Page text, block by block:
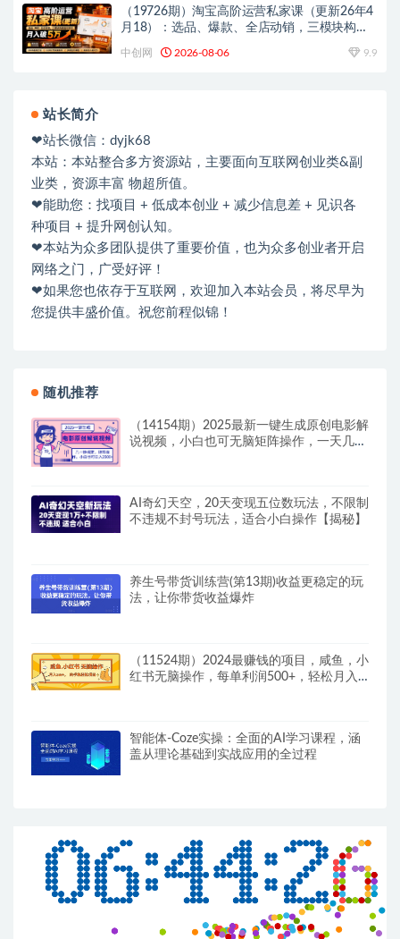
（19726期）淘宝高阶运营私家课（更新26年4
月18）：选品、爆款、全店动销，三模块构建
中创网 2026-08-06 9.9
站长简介
❤站长微信：dyjk68
本站：本站整合多方资源站，主要面向互联网创业类&副
业类，资源丰富 物超所值。
❤能助您：找项目 + 低成本创业 + 减少信息差 + 见识各
种项目 + 提升网创认知。
❤本站为众多团队提供了重要价值，也为众多创业者开启
网络之门，广受好评！
❤如果您也依存于互联网，欢迎加入本站会员，将尽早为
您提供丰盛价值。祝您前程似锦！
随机推荐
（14154期）2025最新一键生成原创电影解
说视频，小白也可无脑矩阵操作，一天几分
AI奇幻天空，20天变现五位数玩法，不限制
不违规不封号玩法，适合小白操作【揭秘】
养生号带货训练营(第13期)收益更稳定的玩
法，让你带货收益爆炸
（11524期）2024最赚钱的项目，咸鱼，小
红书无脑操作，每单利润500+，轻松月入5
智能体-Coze实操：全面的AI学习课程，涵
盖从理论基础到实战应用的全过程